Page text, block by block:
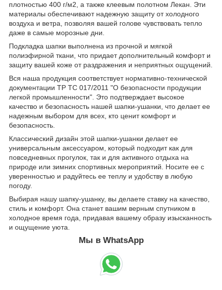
плотностью 400 г/м2, а также клеевым полотном Лекан. Эти
материалы обеспечивают надежную защиту от холодного
воздуха и ветра, позволяя вашей голове чувствовать тепло
даже в самые морозные дни.
Подкладка шапки выполнена из прочной и мягкой
полиэфирной ткани, что придает дополнительный комфорт и
защиту вашей коже от раздражения и неприятных ощущений.
Вся наша продукция соответствует нормативно-технической
документации ТР ТС 017/2011 "О безопасности продукции
легкой промышленности". Это подтверждает высокое
качество и безопасность нашей шапки-ушанки, что делает ее
надежным выбором для всех, кто ценит комфорт и
безопасность.
Классический дизайн этой шапки-ушанки делает ее
универсальным аксессуаром, который подходит как для
повседневных прогулок, так и для активного отдыха на
природе или зимних спортивных мероприятий. Носите ее с
уверенностью и радуйтесь ее теплу и удобству в любую
погоду.
Выбирая нашу шапку-ушанку, вы делаете ставку на качество,
стиль и комфорт. Она станет вашим верным спутником в
холодное время года, придавая вашему образу изысканность
и ощущение уюта.
Мы в WhatsApp